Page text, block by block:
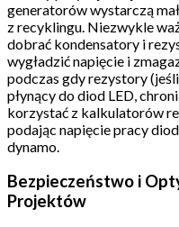
generatorów wystarczą
z recyklingu. Niezwykle
dobrać kondensatory i
wygładzić napięcie i
podczas gdy rezystory
płynący do diod LED,
korzystać z kalkulatorów
podając napięcie pracy
dynamo.
Bezpieczeństwo i
Projektów